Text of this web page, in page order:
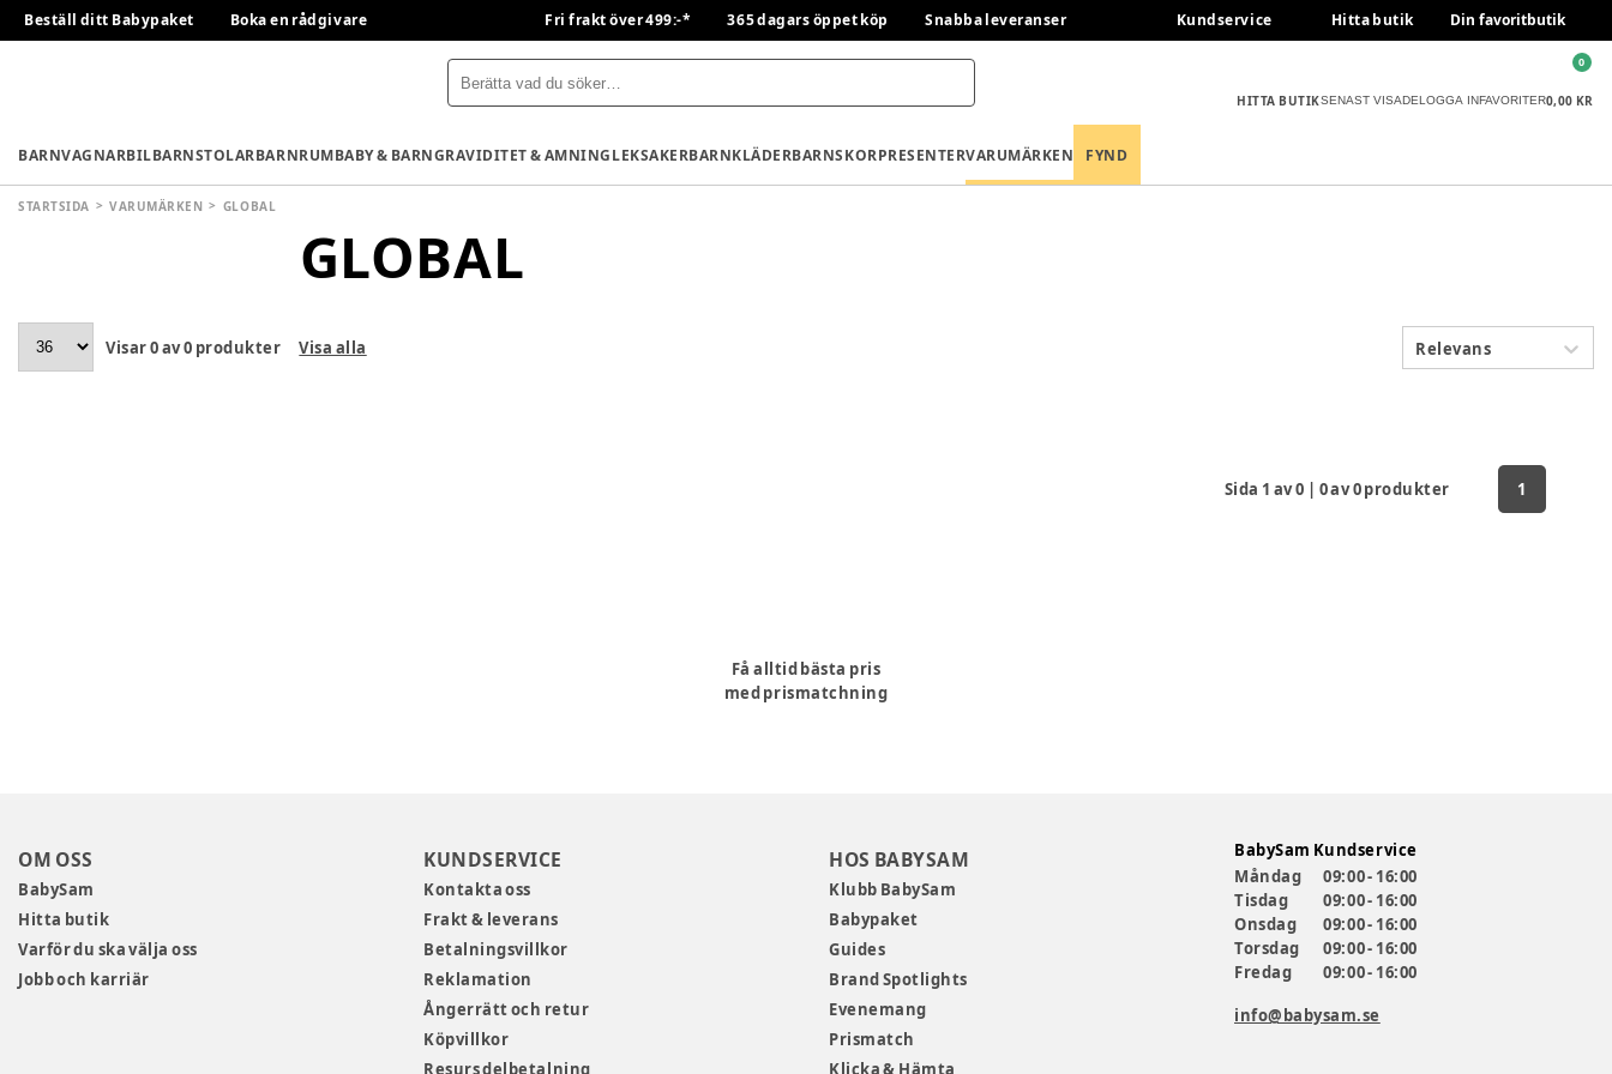
Beställ ditt Babypaket Boka en rådgivare Fri frakt över 499:-* 365 dagars öppet köp Snabba leveranser Kundservice Hitta butik Din favoritbutik
HITTA BUTIKSENAST VISADELOGGA INFAVORITER0,00 KR
0
BARNVAGNARBILBARNSTOLARBARNRUMBABY & BARNGRAVIDITET & AMNINGLEKSAKERBARNKLÄDERBARNSKORPRESENTERVARUMÄRKEN FYND
STARTSIDA VARUMÄRKEN GLOBAL
GLOBAL
Visar0av0 produkter Visa alla Relevans
Sida 1 av0 | 0av0produkter 1
Få alltid bästa pris
med prismatchning
OM OSS
BabySam
Hitta butik
Varför du ska välja oss
Jobb och karriär
KUNDSERVICE
Kontakta oss
Frakt & leverans
Betalningsvillkor
Reklamation
Ångerrätt och retur
Köpvillkor
Resurs delbetalning
HOS BABYSAM
Klubb BabySam
Babypaket
Guides
Brand Spotlights
Evenemang
Prismatch
Klicka & Hämta
BabySam Kundservice
Måndag
09:00 - 16:00
Tisdag
09:00 - 16:00
Onsdag
09:00 - 16:00
Torsdag
09:00 - 16:00
Fredag
09:00 - 16:00
info@babysam.se